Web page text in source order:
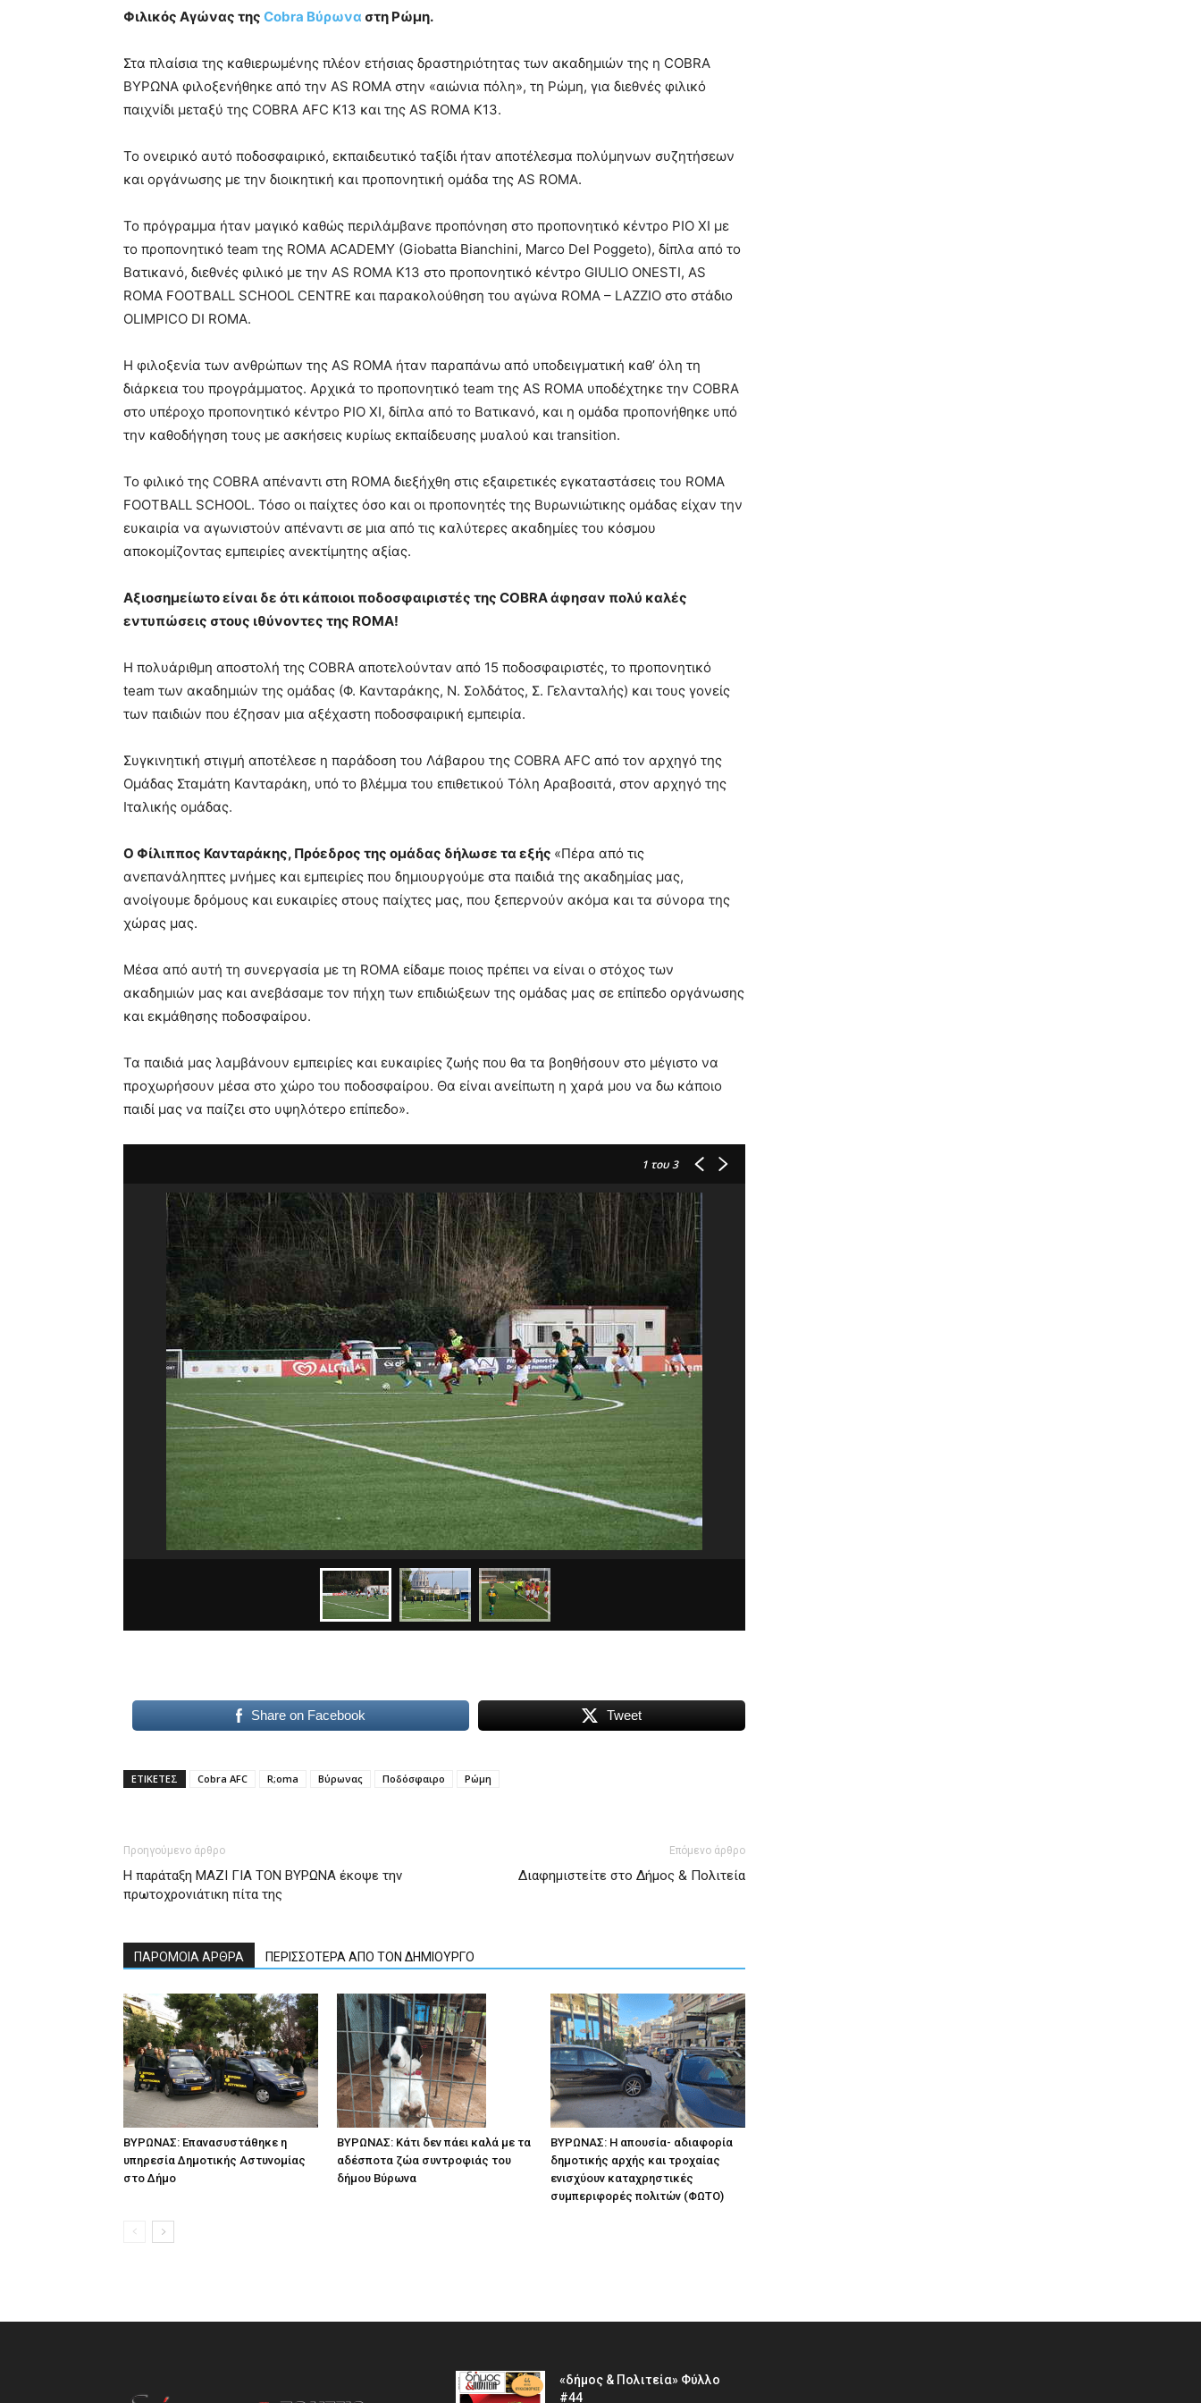
Φιλικός Αγώνας της Cobra Βύρωνα στη Ρώμη.
Στα πλαίσια της καθιερωμένης πλέον ετήσιας δραστηριότητας των ακαδημιών της η COBRA
ΒΥΡΩΝΑ φιλοξενήθηκε από την AS ROMA στην «αιώνια πόλη», τη Ρώμη, για διεθνές φιλικό
παιχνίδι μεταξύ της COBRA AFC Κ13 και της AS ROMA K13.
Το ονειρικό αυτό ποδοσφαιρικό, εκπαιδευτικό ταξίδι ήταν αποτέλεσμα πολύμηνων συζητήσεων
και οργάνωσης με την διοικητική και προπονητική ομάδα της AS ROMA.
Το πρόγραμμα ήταν μαγικό καθώς περιλάμβανε προπόνηση στο προπονητικό κέντρο PΙΟ XI με
το προπονητικό team της ROMA ACADEMY (Giobatta Bianchini, Marco Del Poggeto), δίπλα από το
Βατικανό, διεθνές φιλικό με την AS ROMA K13 στο προπονητικό κέντρο GIULIO ONESTI, AS
ROMA FOOTBALL SCHOOL CENTRE και παρακολούθηση του αγώνα ROMA – LAZZIO στο στάδιο
OLIMPICO DI ROMA.
Η φιλοξενία των ανθρώπων της AS ROMA ήταν παραπάνω από υποδειγματική καθ’ όλη τη
διάρκεια του προγράμματος. Αρχικά το προπονητικό team της AS ROMA υποδέχτηκε την COBRA
στο υπέροχο προπονητικό κέντρο PΙΟ XI, δίπλα από το Βατικανό, και η ομάδα προπονήθηκε υπό
την καθοδήγηση τους με ασκήσεις κυρίως εκπαίδευσης μυαλού και transition.
Το φιλικό της COBRA απέναντι στη ROMA διεξήχθη στις εξαιρετικές εγκαταστάσεις του ROMA
FOOTBALL SCHOOL. Τόσο οι παίχτες όσο και οι προπονητές της Βυρωνιώτικης ομάδας είχαν την
ευκαιρία να αγωνιστούν απέναντι σε μια από τις καλύτερες ακαδημίες του κόσμου
αποκομίζοντας εμπειρίες ανεκτίμητης αξίας.
Αξιοσημείωτο είναι δε ότι κάποιοι ποδοσφαιριστές της COBRA άφησαν πολύ καλές
εντυπώσεις στους ιθύνοντες της ROMA!
Η πολυάριθμη αποστολή της COBRA αποτελούνταν από 15 ποδοσφαιριστές, το προπονητικό
team των ακαδημιών της ομάδας (Φ. Κανταράκης, Ν. Σολδάτος, Σ. Γελανταλής) και τους γονείς
των παιδιών που έζησαν μια αξέχαστη ποδοσφαιρική εμπειρία.
Συγκινητική στιγμή αποτέλεσε η παράδοση του Λάβαρου της COBRA AFC από τον αρχηγό της
Ομάδας Σταμάτη Κανταράκη, υπό το βλέμμα του επιθετικού Τόλη Αραβοσιτά, στον αρχηγό της
Ιταλικής ομάδας.
Ο Φίλιππος Κανταράκης, Πρόεδρος της ομάδας δήλωσε τα εξής «Πέρα από τις
ανεπανάληπτες μνήμες και εμπειρίες που δημιουργούμε στα παιδιά της ακαδημίας μας,
ανοίγουμε δρόμους και ευκαιρίες στους παίχτες μας, που ξεπερνούν ακόμα και τα σύνορα της
χώρας μας.
Μέσα από αυτή τη συνεργασία με τη ROMA είδαμε ποιος πρέπει να είναι ο στόχος των
ακαδημιών μας και ανεβάσαμε τον πήχη των επιδιώξεων της ομάδας μας σε επίπεδο οργάνωσης
και εκμάθησης ποδοσφαίρου.
Τα παιδιά μας λαμβάνουν εμπειρίες και ευκαιρίες ζωής που θα τα βοηθήσουν στο μέγιστο να
προχωρήσουν μέσα στο χώρο του ποδοσφαίρου. Θα είναι ανείπωτη η χαρά μου να δω κάποιο
παιδί μας να παίζει στο υψηλότερο επίπεδο».
1 του 3
Share on Facebook Tweet
ΕΤΙΚΕΤΕΣ Cobra AFC R;oma Βύρωνας Ποδόσφαιρο Ρώμη
Προηγούμενο άρθρο
Η παράταξη ΜΑΖΙ ΓΙΑ ΤΟΝ ΒΥΡΩΝΑ έκοψε την
πρωτοχρονιάτικη πίτα της
Επόμενο άρθρο
Διαφημιστείτε στο Δήμος & Πολιτεία
ΠΑΡΟΜΟΙΑ ΑΡΘΡΑ ΠΕΡΙΣΣΟΤΕΡΑ ΑΠΟ ΤΟΝ ΔΗΜΙΟΥΡΓΟ
ΒΥΡΩΝΑΣ: Επανασυστάθηκε η
υπηρεσία Δημοτικής Αστυνομίας
στο Δήμο
ΒΥΡΩΝΑΣ: Κάτι δεν πάει καλά με τα
αδέσποτα ζώα συντροφιάς του
δήμου Βύρωνα
ΒΥΡΩΝΑΣ: Η απουσία- αδιαφορία
δημοτικής αρχής και τροχαίας
ενισχύουν καταχρηστικές
συμπεριφορές πολιτών (ΦΩΤΟ)
«δήμος & Πολιτεία» Φύλλο
#44